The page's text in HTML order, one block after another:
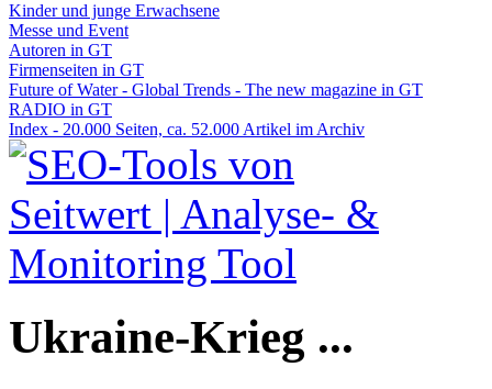
Kinder und junge Erwachsene
Messe und Event
Autoren in GT
Firmenseiten in GT
Future of Water - Global Trends - The new magazine in GT
RADIO in GT
Index - 20.000 Seiten, ca. 52.000 Artikel im Archiv
Ukraine-Krieg ...